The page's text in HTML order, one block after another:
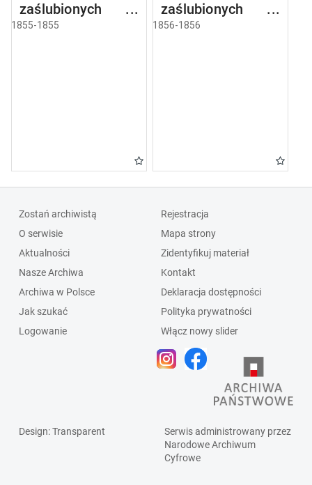
zaślubionych i
umarłych parafii
1855-1855
zaślubionych i
umarłych parafii
1856-1856
Zostań archiwistą
O serwisie
Aktualności
Nasze Archiwa
Archiwa w Polsce
Jak szukać
Logowanie
Rejestracja
Mapa strony
Zidentyfikuj materiał
Kontakt
Deklaracja dostępności
Polityka prywatności
Włącz nowy slider
Design: Transparent
Serwis administrowany przez
Narodowe Archiwum
Cyfrowe